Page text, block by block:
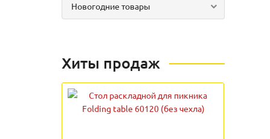
Новогодние товары
Хиты продаж